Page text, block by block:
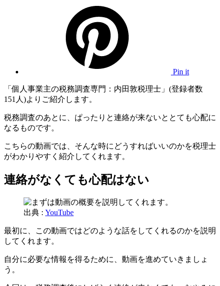
Pin it
「個人事業主の税務調査専門：内田敦税理士」(登録者数
151人)よりご紹介します。
税務調査のあとに、ぱったりと連絡が来ないととても心配に
なるものです。
こちらの動画では、そんな時にどうすればいいのかを税理士
がわかりやすく紹介してくれます。
連絡がなくても心配はない
出典 : YouTube
最初に、この動画ではどのような話をしてくれるのかを説明
してくれます。
自分に必要な情報を得るために、動画を進めていきましょ
う。